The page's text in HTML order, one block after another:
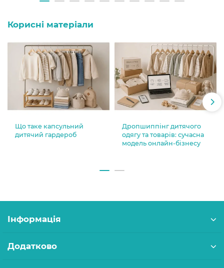
Корисні матеріали
Що таке капсульний
дитячий гардероб
Дропшиппінг дитячого
одягу та товарів: сучасна
модель онлайн-бізнесу
Інформація
Додатково